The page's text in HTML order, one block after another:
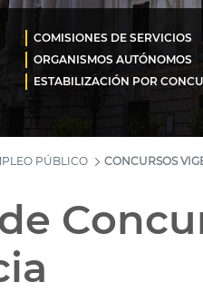
COMISIONES DE SERVICIOS
ORGANISMOS AUTÓNOMOS
ESTABILIZACIÓN POR
PÚBLICO CONCURSOS